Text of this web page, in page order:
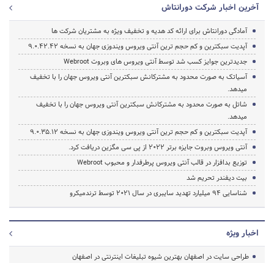
آخرین اخبار شرکت دورانتاش
آمادگی دورانتاش برای ارائه کد هدیه و تخفیف ویژه به مشتریان شرکت ها
آپدیت سبکترین و کم حجم ترین آنتی ویروس ویندوزی جهان به نسخه 9.0.42.42
جدیدترین جوایز کسب شد توسط آنتی ویروس های وبروت Webroot
آسیاتک به صورت محدود به مشترکانش سبکترین آنتی ویروس جهان را با تخفیف
میدهد.
شاتل به صورت محدود به مشترکانش سبکترین آنتی ویروس جهان را با تخفیف
میدهد.
آپدیت سبکترین و کم حجم ترین آنتی ویروس ویندوزی جهان به نسخه 9.0.35.12
آنتی ویروس وبروت جایزه برتر 2022 از پی سی مگزین دریافت کرد.
توزیع بدافزار در قالب آنتی ویروس پرطرفدار و محبوب Webroot
بیت دیفندر تحریم شد
شناسایی 94 میلیارد تهدید سایبری در سال 2021 توسط ترندمیکرو
اخبار ویژه
طراحی سایت در اصفهان بهترین شیوه تبلیغات اینترنتی در اصفهان